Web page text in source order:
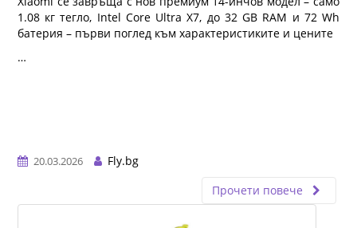
1.08 кг тегло, Intel Core Ultra X7, до 32 GB RAM и 72 Wh
батерия – първи поглед към характеристиките и цените
…
20.03.2026
Fly.bg
Прочети повече